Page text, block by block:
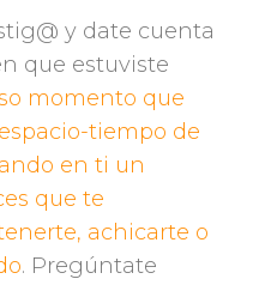
y date cuenta
que estuviste
momento que
tiempo de
en ti un
que te
achicarte o
. Pregúntate